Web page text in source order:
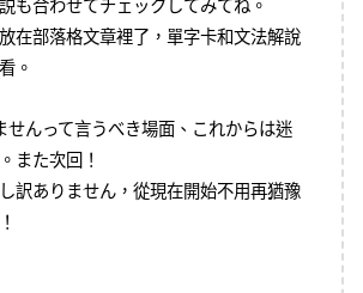
も合わせてチェックしてみてね。
在部落格文章裡了，單字卡和文法解說
。
せんって言うべき場面、これからは迷
また次回！
訳ありません，從現在開始不用再猶豫